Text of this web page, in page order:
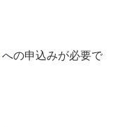
への申込みが必要で